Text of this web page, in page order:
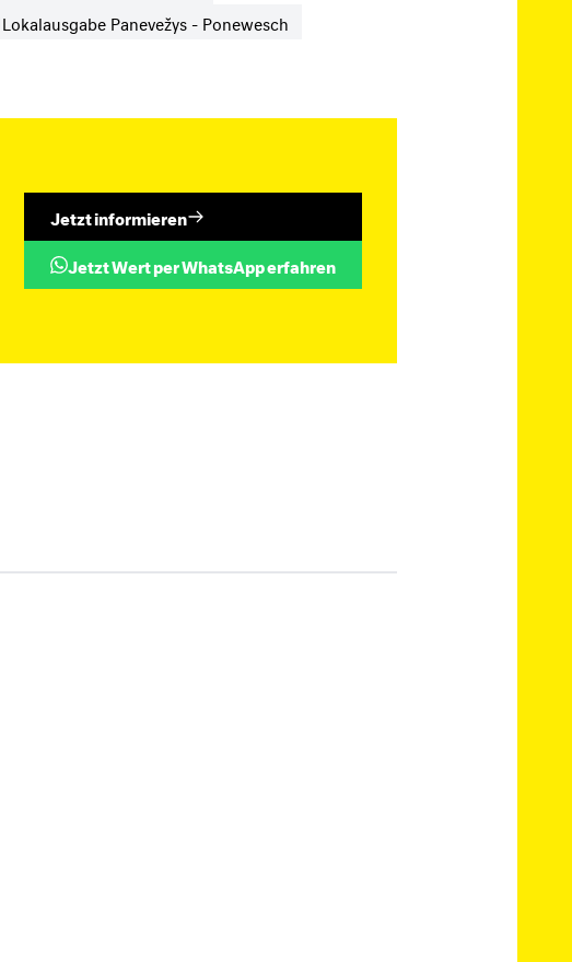
Lokalausgabe Panevežys - Ponewesch
Jetzt informieren
Jetzt Wert per WhatsApp erfahren